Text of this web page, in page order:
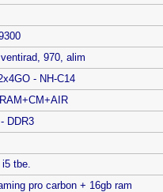
970, alim
- NH-C14
DDR3
tbe.
pro carbon + 16gb ram